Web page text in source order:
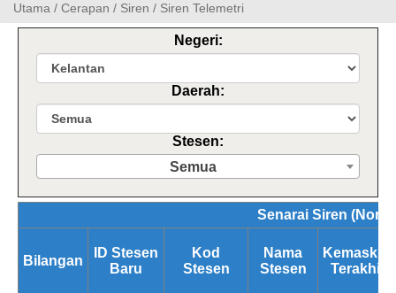
Utama / Cerapan / Siren / Siren Telemetri
Negeri:
Daerah:
Stesen:
Semua
Senarai Siren
Bilangan
ID Stesen
Baru
Kod
Stesen
Nama
Stesen
Kemaskini
Terakhir